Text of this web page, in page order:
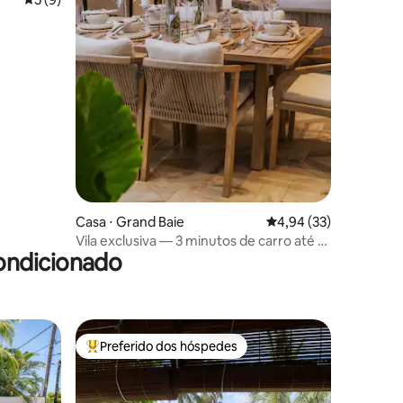
Casa ⋅ Grand Baie 4,94 de uma
4,94 (33)
Vila exclusiva — 3 minutos de carro até a
praia
hóspedes Entre os melhores preferidos dos hóspedes
Preferido dos hóspedes